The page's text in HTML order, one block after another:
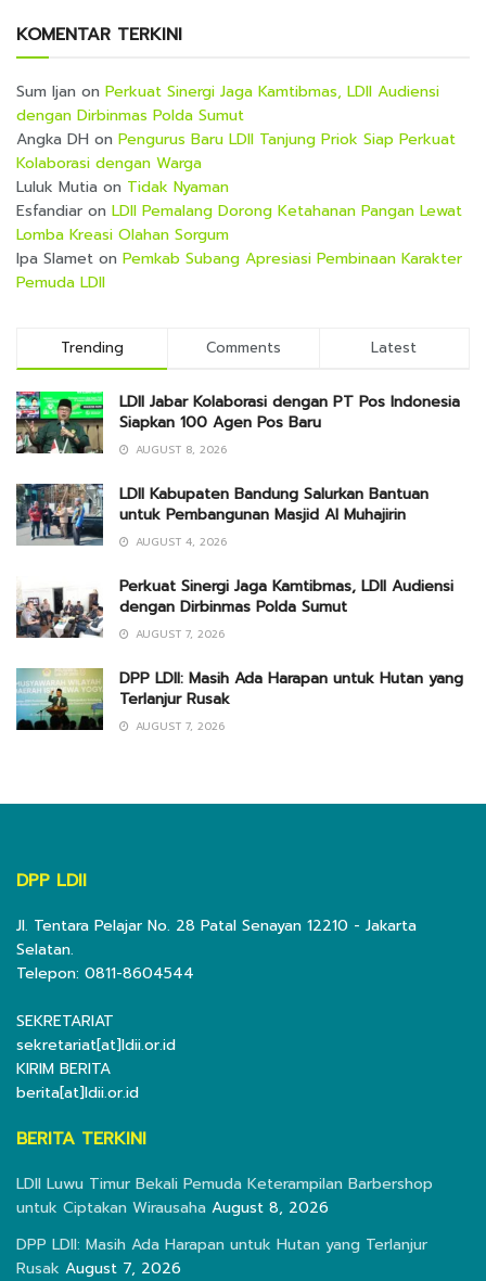
KOMENTAR TERKINI
Sum Ijan on Perkuat Sinergi Jaga Kamtibmas, LDII Audiensi
dengan Dirbinmas Polda Sumut
Angka DH on Pengurus Baru LDII Tanjung Priok Siap Perkuat
Kolaborasi dengan Warga
Luluk Mutia on Tidak Nyaman
Esfandiar on LDII Pemalang Dorong Ketahanan Pangan Lewat
Lomba Kreasi Olahan Sorgum
Ipa Slamet on Pemkab Subang Apresiasi Pembinaan Karakter
Pemuda LDII
Trending Comments Latest
LDII Jabar Kolaborasi dengan PT Pos Indonesia
Siapkan 100 Agen Pos Baru
AUGUST 8, 2026
LDII Kabupaten Bandung Salurkan Bantuan
untuk Pembangunan Masjid Al Muhajirin
AUGUST 4, 2026
Perkuat Sinergi Jaga Kamtibmas, LDII Audiensi
dengan Dirbinmas Polda Sumut
AUGUST 7, 2026
DPP LDII: Masih Ada Harapan untuk Hutan yang
Terlanjur Rusak
AUGUST 7, 2026
DPP LDII
Jl. Tentara Pelajar No. 28 Patal Senayan 12210 - Jakarta
Selatan.
Telepon: 0811-8604544
SEKRETARIAT
sekretariat[at]ldii.or.id
KIRIM BERITA
berita[at]ldii.or.id
BERITA TERKINI
LDII Luwu Timur Bekali Pemuda Keterampilan Barbershop
untuk Ciptakan Wirausaha August 8, 2026
DPP LDII: Masih Ada Harapan untuk Hutan yang Terlanjur
Rusak August 7, 2026